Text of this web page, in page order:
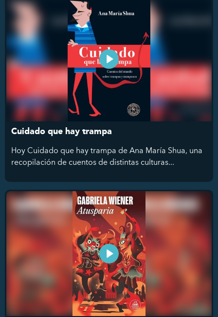
Cuidado que hay trampa
Hoy Cuidado que hay trampa de Ana María Shua, una
recopilación de cuentos de distintas culturas...